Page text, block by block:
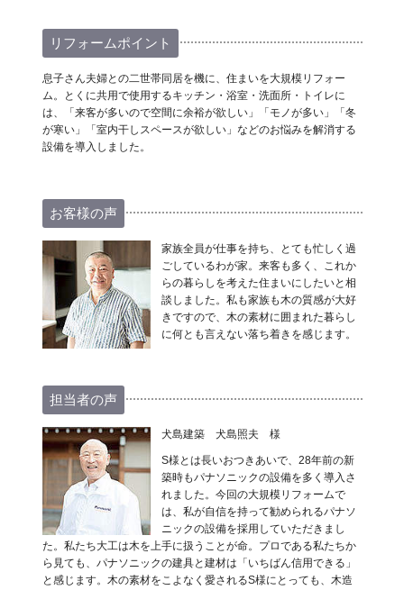
リフォームポイント
息子さん夫婦との二世帯同居を機に、住まいを大規模リフォー
ム。とくに共用で使用するキッチン・浴室・洗面所・トイレに
は、「来客が多いので空間に余裕が欲しい」「モノが多い」「冬
が寒い」「室内干しスペースが欲しい」などのお悩みを解消する
設備を導入しました。
お客様の声
家族全員が仕事を持ち、とても忙しく過
ごしているわが家。来客も多く、これか
らの暮らしを考えた住まいにしたいと相
談しました。私も家族も木の質感が大好
きですので、木の素材に囲まれた暮らし
に何とも言えない落ち着きを感じます。
担当者の声
犬島建築 犬島照夫 様
S様とは長いおつきあいで、28年前の新
築時もパナソニックの設備を多く導入さ
れました。今回の大規模リフォームで
は、私が自信を持って勧められるパナソ
ニックの設備を採用していただきまし
た。私たち大工は木を上手に扱うことが命。プロである私たちか
ら見ても、パナソニックの建具と建材は「いちばん信用できる」
と感じます。木の素材をこよなく愛されるS様にとっても、木造